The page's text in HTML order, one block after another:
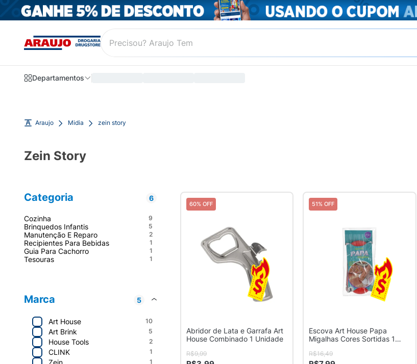
Departamentos
Araujo Midia zein story
Zein Story
Categoria 6
Cozinha 9
Brinquedos Infantis 5
Manutenção E Reparo 2
Recipientes Para Bebidas 1
Guia Para Cachorro 1
Tesouras 1
Marca 5
Art House 10
Art Brink 5
House Tools 2
CLINK 1
Zein 1
60% OFF
Abridor de Lata e Garrafa Art
House Combinado 1 Unidade
R$9,99
51% OFF
Escova Art House Papa
Migalhas Cores Sortidas 1
R$16,49